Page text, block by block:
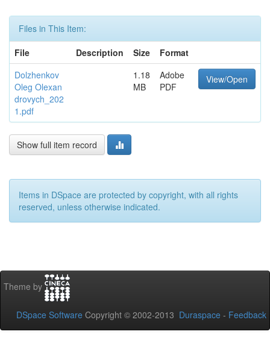
Files in This Item:
File
Description Size
Format
Dolzhenkov
Oleg Olexan
drovych_202
1.pdf
1.18
MB
Adobe
PDF
View/Open
Show full item record
Items in DSpace are protected by copyright, with all rights
reserved, unless otherwise indicated.
Theme by
DSpace Software Copyright © 2002-2013 Duraspace - Feedback